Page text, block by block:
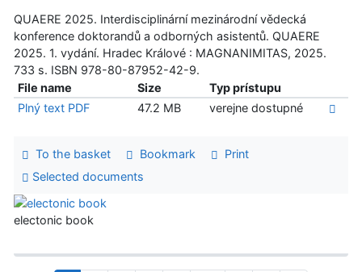
QUAERE 2025. Interdisciplinární mezinárodní vědecká
konference doktorandů a odborných asistentů. QUAERE
2025. 1. vydání. Hradec Králové : MAGNANIMITAS, 2025.
733 s. ISBN 978-80-87952-42-9.
File name
Size
Typ prístupu
Plný text PDF
47.2 MB verejne dostupné
To the basket Bookmark
Print
Selected documents
electonic book